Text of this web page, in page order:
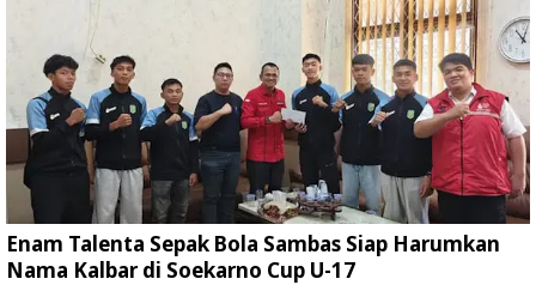
Enam Talenta Sepak Bola Sambas Siap Harumkan
Nama Kalbar di Soekarno Cup U-17